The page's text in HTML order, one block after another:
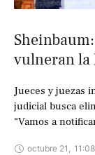
vulneran la
Jueces y juezas
judicial busca
“Vamos a
octubre 21 ,